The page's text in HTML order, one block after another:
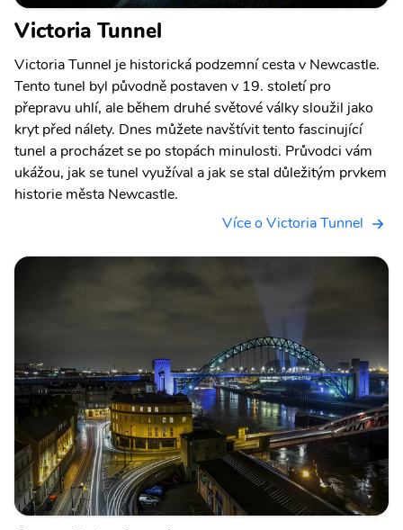
Victoria Tunnel
Victoria Tunnel je historická podzemní cesta v Newcastle.
Tento tunel byl původně postaven v 19. století pro
přepravu uhlí, ale během druhé světové války sloužil jako
kryt před nálety. Dnes můžete navštívit tento fascinující
tunel a procházet se po stopách minulosti. Průvodci vám
ukážou, jak se tunel využíval a jak se stal důležitým prvkem
historie města Newcastle.
Více o Victoria Tunnel